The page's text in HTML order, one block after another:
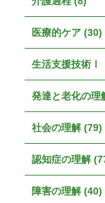
医療的ケア (30)
生活支援技術
発達と老化の理
社会の理解 (79)
認知症の理解
障害の理解 (40)